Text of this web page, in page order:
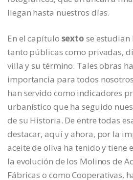
llegan hasta nuestros días.
En el capítulo sexto se estudian
tanto públicas como privadas,
villa y su término. Tales obras
importancia para todos
han servido como indicadores
urbanístico que ha seguido
de su Historia. De entre todas
destacar, aquí y ahora, por la
aceite de oliva ha tenido y tiene
la evolución de los Molinos de
Fábricas o como Cooperativas,